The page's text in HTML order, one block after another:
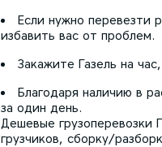
Если нужно перевезти
избавить вас от проблем.
Закажите Газель на
Благодаря наличию в
за один день.
Дешевые грузоперевозки
грузчиков, сборку/